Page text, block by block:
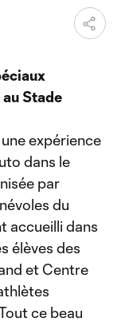
Stade
expérience
dans le
par
du
accueilli dans
élèves des
et Centre
ce beau